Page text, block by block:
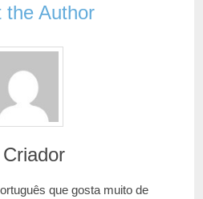
the Author
que gosta muito de